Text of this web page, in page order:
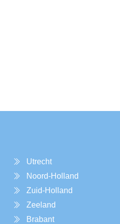
Utrecht
Noord-Holland
Zuid-Holland
Zeeland
Brabant